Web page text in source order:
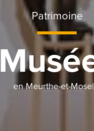
Patrimoine
en Meurthe-et-